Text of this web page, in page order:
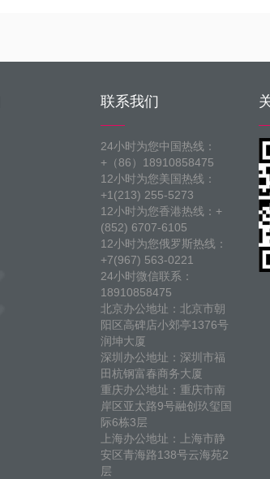
联系我们
24小时为您中国热线：
+（86）18910858475
12小时为您美国热线：
+1(213) 255-5273
12小时为您香港热线：+
(852) 6707-6105
12小时为您俄罗斯热线：
+7(967) 563-0221
24小时微信联系：
18910858475
北京办公地址：北京市朝
阳区高碑店小郊亭1376号
润坤大厦
深圳办公地址：深圳市福
田杭钢富春商务大厦
重庆办公地址：重庆市南
岸区亚太路9号融创玖玺国
际6栋3层
上海办公地址：上海市静
安区青海路138号云海苑2
层